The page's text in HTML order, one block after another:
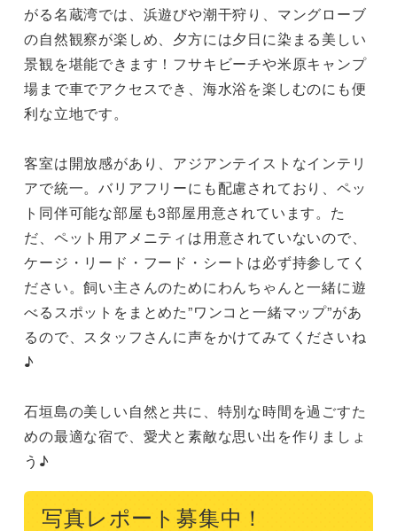
がる名蔵湾では、浜遊びや潮干狩り、マングローブ
の自然観察が楽しめ、夕方には夕日に染まる美しい
景観を堪能できます！フサキビーチや米原キャンプ
場まで車でアクセスでき、海水浴を楽しむのにも便
利な立地です。
客室は開放感があり、アジアンテイストなインテリ
アで統一。バリアフリーにも配慮されており、ペッ
ト同伴可能な部屋も3部屋用意されています。た
だ、ペット用アメニティは用意されていないので、
ケージ・リード・フード・シートは必ず持参してく
ださい。飼い主さんのためにわんちゃんと一緒に遊
べるスポットをまとめた”ワンコと一緒マップ”があ
るので、スタッフさんに声をかけてみてくださいね
♪
石垣島の美しい自然と共に、特別な時間を過ごすた
めの最適な宿で、愛犬と素敵な思い出を作りましょ
う♪
写真レポート募集中！